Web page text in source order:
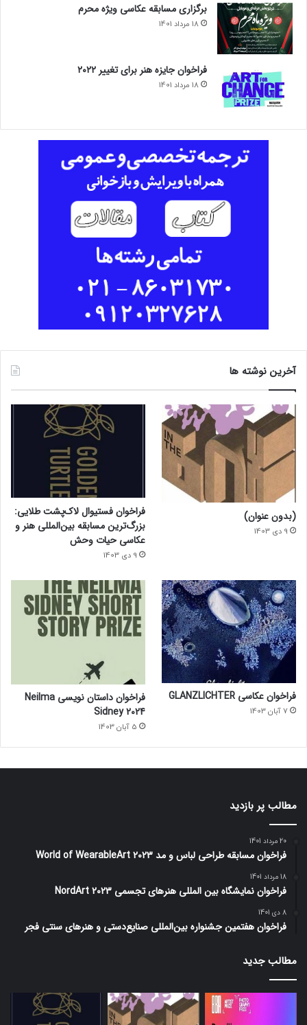
برگزاری مسابقه عکاسی ویژه محرم
18 مرداد 1401
فراخوان جایزه هنر برای تغییر ۲۰۲۲
18 مرداد 1401
آخرین نوشته ها
(بدون عنوان)
9 دی 1403
فراخوان فستیوال لاک‌پشت طلایی:
بزرگ‌ترین مسابقه بین‌المللی هنر و
عکاسی حیات وحش
9 دی 1403
فراخوان عکاسی GLANZLICHTER
7 آبان 1403
فراخوان داستان نویسی Neilma
Sidney 2024
5 آبان 1403
مطالب پر بازدید
20 مرداد 1401
فراخوان مسابقه طراحی لباس و مد World of WearableArt 2023
18 مرداد 1401
فراخوان نمایشگاه بین المللی هنرهای تجسمی NordArt 2023
8 دی 1401
فراخوان هفتمین جشنواره بین‌المللی صنایع‌دستی و هنرهای سنتی فجر
مطالب جدید